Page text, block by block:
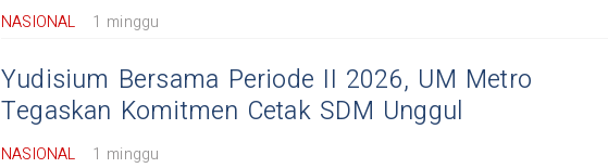
NASIONAL 1 minggu
Yudisium Bersama Periode II 2026, UM Metro
Tegaskan Komitmen Cetak SDM Unggul
NASIONAL 1 minggu